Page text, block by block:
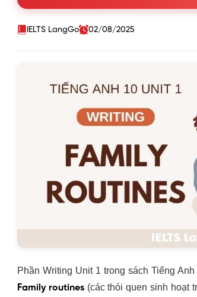
IELTS LangGo 02/08/2025
Phần Writing Unit 1 trong sách Tiếng
Family routines(các thói quen sinh hoạt